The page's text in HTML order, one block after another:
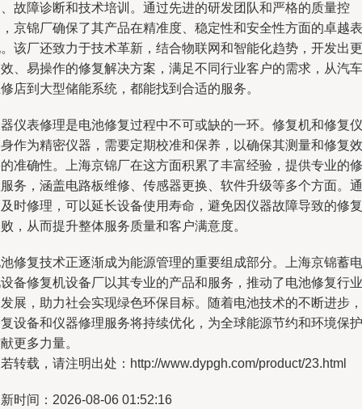
故障诊断和技术培训。通过先进的研发团队和严格的质量控
京锦厂确保了其产品在精准度、稳定性和安全性方面的卓越表
该厂还致力于技术革新，结合物联网和智能化趋势，开发出更
、易操作的修复解决方案，满足不同行业客户的需求，从汽车
店到大型储能系统，都能找到合适的服务。
仪表修理是电池修复过程中不可或缺的一环。修复机和修复仪
作为精密仪器，需要定期校准和保养，以确保其测量和修复效
准确性。上海京锦厂在这方面积累了丰富经验，提供专业的修
务，涵盖电路板维修、传感器更换、软件升级等多个方面。通
时修理，可以延长设备使用寿命，避免因仪器故障导致的修复
，从而提升整体服务质量和客户满意度。
修复技术正逐渐成为能源管理的重要组成部分。上海京锦蓄电
备修复机设备厂以其专业的产品和服务，推动了电池修复行业
展，助力社会实现绿色环保目标。随着电池技术的不断进步，
设备和仪器修理服务将持续优化，为全球能源节约和环境保护
更多力量。
转载，请注明出处：http://www.dypgh.com/product/23.html
时间：2026-08-06 01:52:16